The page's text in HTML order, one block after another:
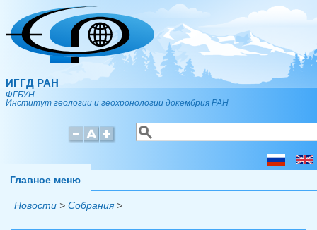
Перейти к основному содержанию
ИГГД РАН
ФГБУН
Институт геологии и геохронологии докембрия РАН
Форма поиска
Поиск
Главное меню
Новости > Собрания >